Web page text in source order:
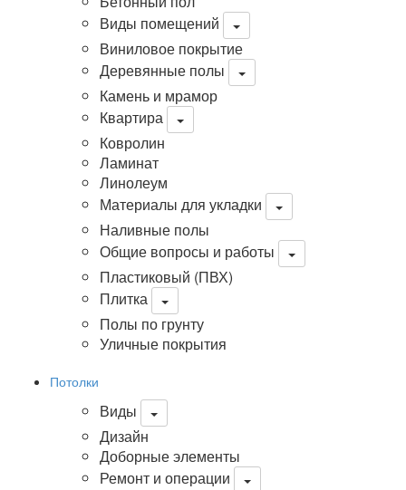
Виды помещений
Виниловое покрытие
Деревянные полы
Камень и мрамор
Квартира
Ковролин
Ламинат
Линолеум
Материалы для укладки
Наливные полы
Общие вопросы и работы
Пластиковый (ПВХ)
Плитка
Полы по грунту
Уличные покрытия
Потолки
Виды
Дизайн
Доборные элементы
Ремонт и операции